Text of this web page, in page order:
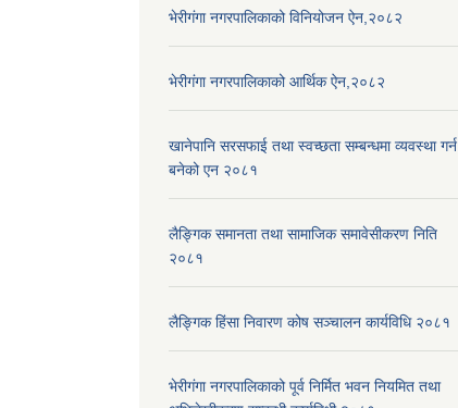
भेरीगंगा नगरपालिकाको विनियोजन ऐन,२०८२
भेरीगंगा नगरपालिकाको आर्थिक ऐन,२०८२
खानेपानि सरसफाई तथा स्वच्छता सम्बन्धमा व्यवस्था गर्न
बनेको एन २०८१
लैङ्गिक समानता तथा सामाजिक समावेसीकरण निति
२०८१
लैङ्गिक हिंसा निवारण कोष सञ्चालन कार्यविधि २०८१
भेरीगंगा नगरपालिकाको पूर्व निर्मित भवन नियमित तथा